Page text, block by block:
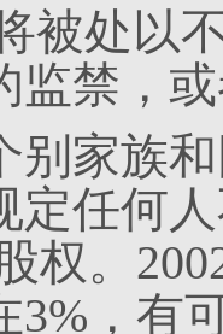
被处以
监禁，
别家族
定任何
权。
3%，有